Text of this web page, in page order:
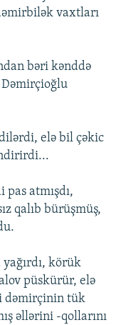
vaxtları
bəri kənddə
elə bil çəkic
pas atmışdı,
qalıb bürüşmüş,
körük
püskürür, elə
dəmirçinin tük
əllərini -qollarını